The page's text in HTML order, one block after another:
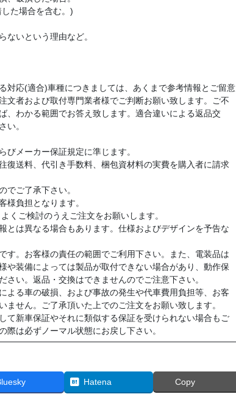
た場合を含む。)
ないという理由など。
対応(適合)車種につきましては、あくまで参考情報とご留意
文者および取付専門業者様でご判断お願い致します。ご不
、わかる範囲でお答え致します。適合違いによる返品交
い。
メーカー保証規定に準じます。
復送料、代引き手数料、梱包資材料の実費を購入者に請求
でご了承下さい。
様負担となります。
くご検討のうえご注文をお願いします。
は異なる場合もあります。仕様およびデザインを予告な
。お客様の責任の範囲でご利用下さい。また、電装品は
や装備によっては製品が取付できない場合があり、動作保
い。返品・交換はできませんのでご注意下さい。
る車の破損、および事故の発生や代車費用負担等、お客
せん。ご了承頂いた上でのご注文をお願い致します。
て新車保証やそれに類似する保証を受けられない場合もご
は必ずノーマル状態にお戻し下さい。
Hatena Copy